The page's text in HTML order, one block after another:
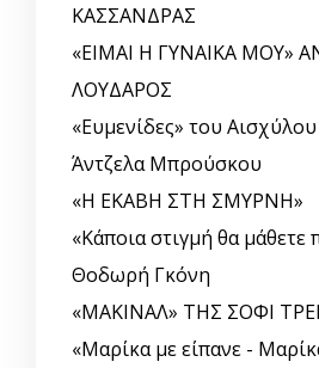
ΚΑΣΣΑΝΔΡΑΣ
«ΕΙΜΑΙ Η ΓΥΝΑΙΚΑ ΜΟΥ»
ΛΟΥΔΑΡΟΣ
«Ευμενίδες» του
Άντζελα Μπρούσκου
«Η ΕΚΑΒΗ ΣΤΗ ΣΜΥΡΝΗ»
«Κάποια στιγμή θα μάθετε
Θοδωρή Γκόνη
«ΜΑΚΙΝΑΛ» ΤΗΣ ΣΟΦΙ
«Μαρίκα με είπανε -